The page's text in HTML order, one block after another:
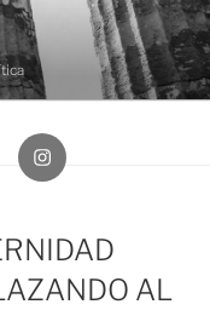
AL
Instagram